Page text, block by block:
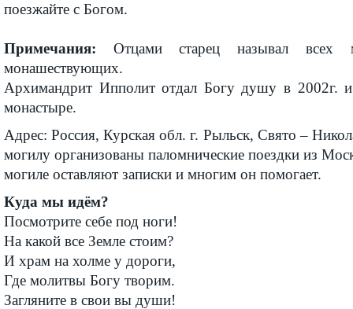
поезжайте с Богом.
Примечания: Отцами старец называл всех
монашествующих.
Архимандрит Ипполит отдал Богу душу в 2002г.
монастыре.
Адрес: Россия, Курская обл. г. Рыльск, Свято –
могилу организованы паломнические поездки из
могиле оставляют записки и многим он помогает.
Куда мы идём?
Посмотрите себе под ноги!
На какой все Земле стоим?
И храм на холме у дороги,
Где молитвы Богу творим.
Загляните в свои вы души!